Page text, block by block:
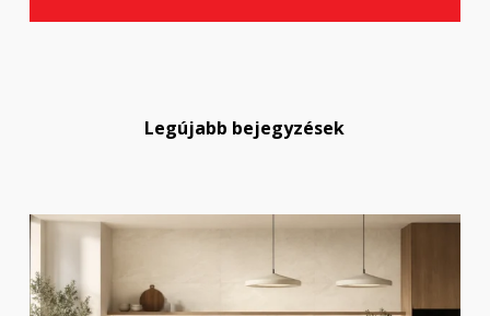
Legújabb bejegyzések